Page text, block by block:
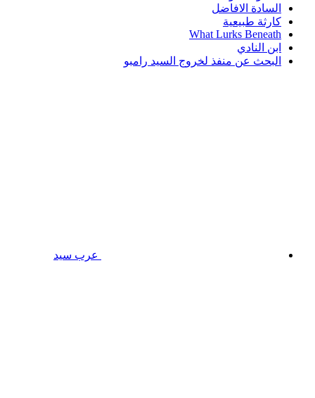
السادة الافاضل
كارثة طبيعية
What Lurks Beneath
ابن النادي
البحث عن منفذ لخروج السيد رامبو
عرب سيد